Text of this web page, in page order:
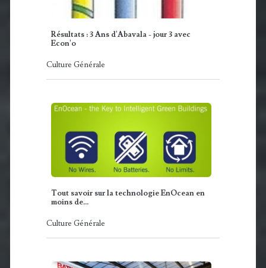
Résultats : 3 Ans d'Abavala - jour 3 avec
Econ'o
Culture Générale
Tout savoir sur la technologie EnOcean en
moins de…
Culture Générale